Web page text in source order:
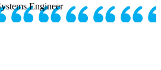
Engineer